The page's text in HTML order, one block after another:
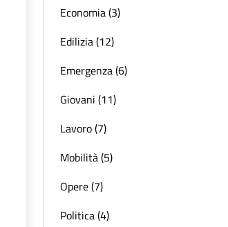
Economia (3)
Edilizia (12)
Emergenza (6)
Giovani (11)
Lavoro (7)
Mobilità (5)
Opere (7)
Politica (4)